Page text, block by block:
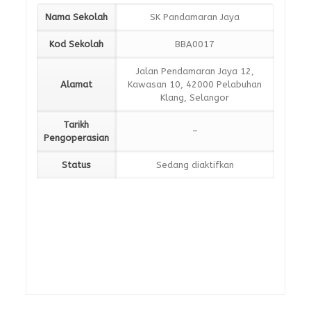
Nama Sekolah SK Pandamaran Jaya
Kod Sekolah BBA0017
Alamat
Jalan Pendamaran Jaya 12,
Kawasan 10, 42000 Pelabuhan
Klang, Selangor
Tarikh
Pengoperasian
–
Status Sedang diaktifkan